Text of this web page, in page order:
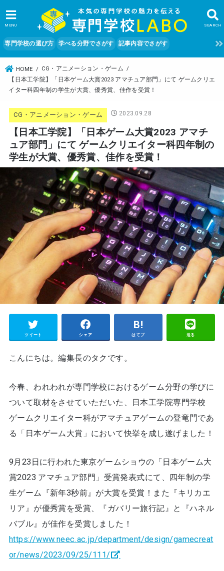
SEARCH
MENU
専門学校の選び方 学べる分野でさがす 記事内容でさがす
HOME
CG・アニメーション・ゲーム
【日本工学院】「日本ゲーム大賞2023 アマチュア部門」にて ゲームクリエ
イター科四年制の学生が大賞、優秀賞、佳作を受賞！
CG・アニメーション・ゲーム 2023.09.28
【日本工学院】「日本ゲーム大賞2023 アマチ
ュア部門」にて ゲームクリエイター科四年制の
学生が大賞、優秀賞、佳作を受賞！
ツイート シェア はてブ 送る
こんにちは。編集長のタクです。
今春、われわれが専門学校におけるゲーム分野の学びに
ついて取材をさせていただいた、日本工学院専門学校
ゲームクリエイター科がアマチュアゲームの登竜門であ
る「日本ゲーム大賞」において快挙を成し遂げました！
9月23日に行われた東京ゲームショウの「日本ゲーム大
賞2023 アマチュア部門」受賞発表式にて、四年制の学
生ゲーム『新年3秒前』が大賞を受賞！また『キリカエ
リア』が優秀賞を受賞、『ガバリー旅行記』と『ハネル
バブル』が佳作を受賞しました！
https://www.neec.ac.jp/department/design/gamecreat
or/news/2023/09/25/111/